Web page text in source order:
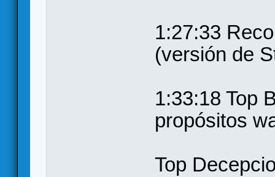
1:27:33
(versión de
1:33:18 Top
propósitos
Top